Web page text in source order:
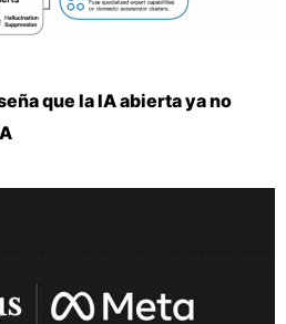
que la IA abierta ya no